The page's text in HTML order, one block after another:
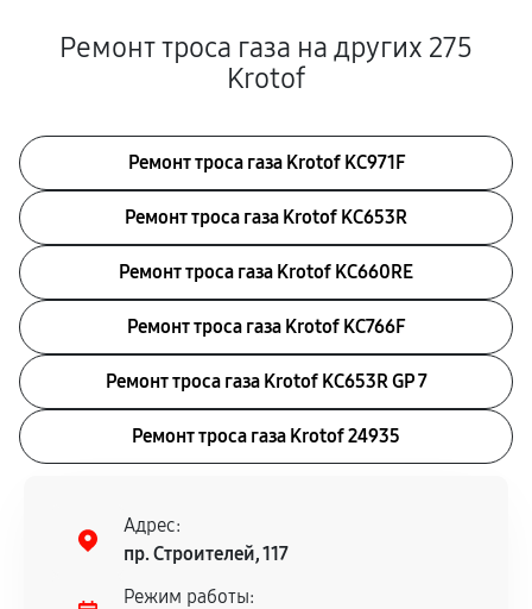
Ремонт троса газа на других 275
Krotof
Ремонт троса газа Krotof KC971F
Ремонт троса газа Krotof KC653R
Ремонт троса газа Krotof KC660RE
Ремонт троса газа Krotof KC766F
Ремонт троса газа Krotof KC653R GP 7
Ремонт троса газа Krotof 24935
Адрес:
пр. Строителей, 117
Режим работы: